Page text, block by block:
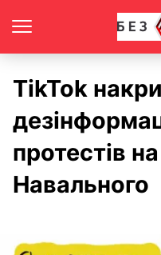
TikTok
протестів
Навального